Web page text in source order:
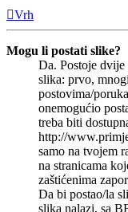
Vrh
Mogu li postati slike?
Da. Postoje dvije
slika: prvo,
postovima/
onemogućio
treba biti
http://
samo na tvojem
na stranicama
zaštićenima
Da bi postao/la
slika nalazi, sa